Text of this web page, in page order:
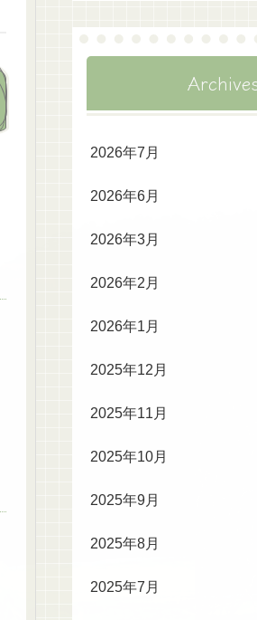
2026年7月
2026年6月
2026年3月
2026年2月
2026年1月
2025年12月
2025年11月
2025年10月
2025年9月
2025年8月
2025年7月